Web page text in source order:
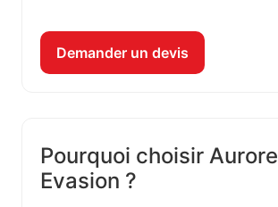
Demander un devis
Pourquoi choisir Aurore
Evasion ?